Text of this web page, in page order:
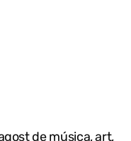
de música, art,